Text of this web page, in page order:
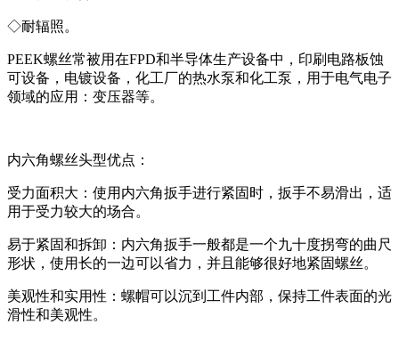
◇耐辐照。
PEEK螺丝常被用在FPD和半导体生产设备中，印刷电路板蚀
可设备，电镀设备，化工厂的热水泵和化工泵，用于电气电子
领域的应用：变压器等。
内六角螺丝头型优点：
受力面积大‌：使用内六角扳手进行紧固时，扳手不易滑出，适
用于受力较大的场合‌。‌
易于紧固和拆卸‌：内六角扳手一般都是一个九十度拐弯的曲尺
形状，使用长的一边可以省力，并且能够很好地紧固螺丝。‌
美观性和实用性‌：螺帽可以沉到工件内部，保持工件表面的光
滑性和美观性。‌